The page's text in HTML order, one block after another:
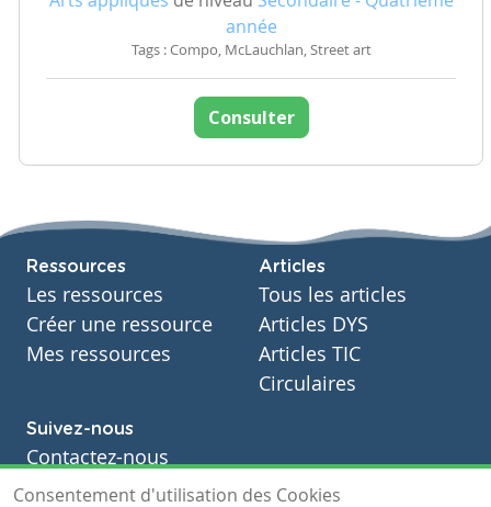
année
Tags : Compo, McLauchlan, Street art
Consulter
Ressources
Les ressources
Créer une ressource
Mes ressources
Articles
Tous les articles
Articles DYS
Articles TIC
Circulaires
Suivez-nous
Contactez-nous
Soutien scolaire
Consentement d'utilisation des Cookies